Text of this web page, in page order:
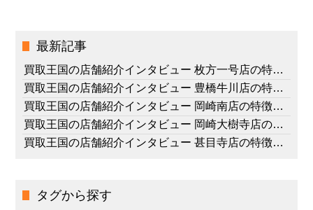
最新記事
買取王国の店舗紹介インタビュー 枚方一号店の特徴、スタッフの想い
買取王国の店舗紹介インタビュー 豊橋牛川店の特徴、スタッフの想い
買取王国の店舗紹介インタビュー 岡崎南店の特徴、スタッフの想い
買取王国の店舗紹介インタビュー 岡崎大樹寺店の特徴、スタッフの想い
買取王国の店舗紹介インタビュー 甚目寺店の特徴、スタッフの想い
タグから探す